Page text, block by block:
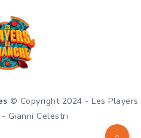
© Copyright 2024 - Les Players
Gianni Celestri